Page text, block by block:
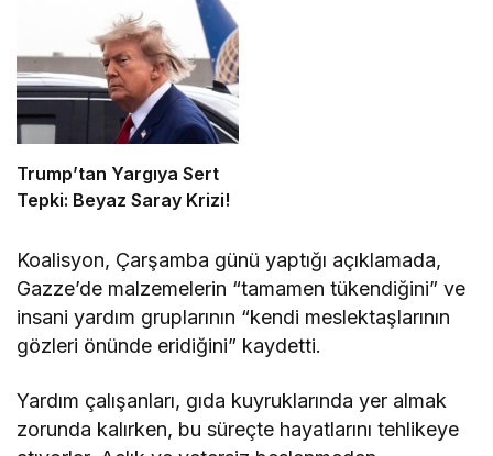
Trump’tan Yargıya Sert
Tepki: Beyaz Saray Krizi!
Koalisyon, Çarşamba günü yaptığı açıklamada,
Gazze’de malzemelerin “tamamen tükendiğini” ve
insani yardım gruplarının “kendi meslektaşlarının
gözleri önünde eridiğini” kaydetti.
Yardım çalışanları, gıda kuyruklarında yer almak
zorunda kalırken, bu süreçte hayatlarını tehlikeye